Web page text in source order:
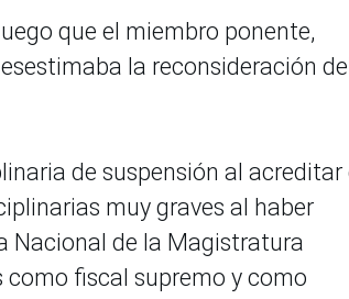
que el miembro ponente,
la reconsideración
de suspensión al acreditar
muy graves al haber
Nacional de la Magistratura
como fiscal supremo y como